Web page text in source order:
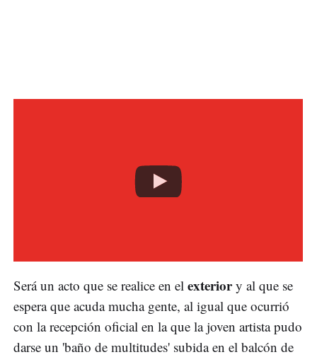
Será un acto que se realice en el exteriory al que se
espera que acuda mucha gente, al igual que ocurrió
con la recepción oficial en la que la joven artista pudo
darse un 'baño de multitudes' subida en el balcón de